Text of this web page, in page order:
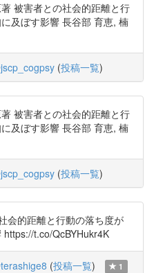
被害者との社会的距離と行
及ぼす影響 長谷部 育恵, 楠
(投稿一覧)
被害者との社会的距離と行
及ぼす影響 長谷部 育恵, 楠
(投稿一覧)
会的距離と行動の落ち度が
t.co/QcBYHukr4K
(投稿一覧) 1